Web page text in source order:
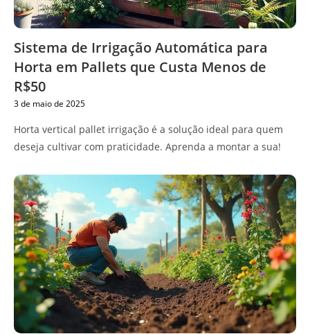
Sistema de Irrigação Automática para
Horta em Pallets que Custa Menos de
R$50
3 de maio de 2025
Horta vertical pallet irrigação é a solução ideal para quem
deseja cultivar com praticidade. Aprenda a montar a sua!